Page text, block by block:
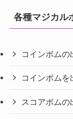
各種マジカル
コインボムの
コインボムを
スコアボムの